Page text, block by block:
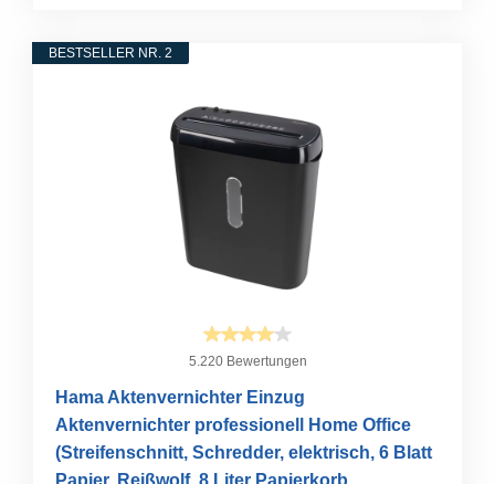
BESTSELLER NR. 2
5.220 Bewertungen
Hama Aktenvernichter Einzug
Aktenvernichter professionell Home Office
(Streifenschnitt, Schredder, elektrisch, 6 Blatt
Papier, Reißwolf, 8 Liter Papierkorb,